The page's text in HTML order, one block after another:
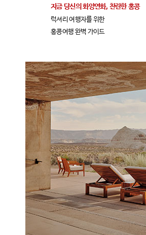
지금 당신의 화양연화, 찬란한 홍콩
럭셔리 여행자를 위한
홍콩여행 완벽 가이드